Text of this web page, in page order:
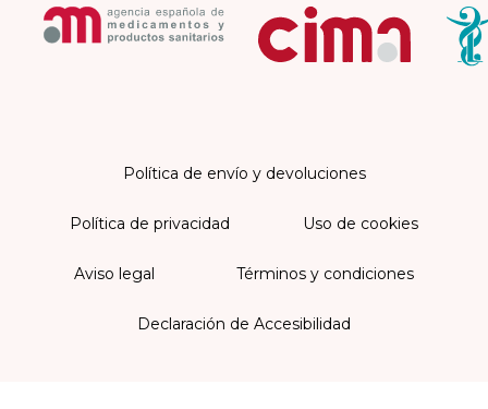
Política de envío y devoluciones
Política de privacidad Uso de cookies
Aviso legal Términos y condiciones
Declaración de Accesibilidad